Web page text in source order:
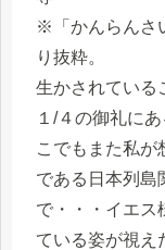
※「かんらんさ
り抜粋。
生かされている
１/４の御礼に
こでもまた私が
である日本列島
で・・・イエス
ている姿が視え